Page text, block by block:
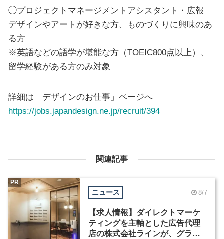
◯プロジェクトマネージメントアシスタント・広報
デザインやアートが好きな方、ものづくりに興味のあ
る方
※英語などの語学が堪能な方（TOEIC800点以上）、
留学経験がある方のみ対象
詳細は「デザインのお仕事」ページへ
https://jobs.japandesign.ne.jp/recruit/394
関連記事
ニュース 8/7
【求人情報】ダイレクトマーケ
ティングを主軸とした広告代理
店の株式会社ラインが、グラフ
PR